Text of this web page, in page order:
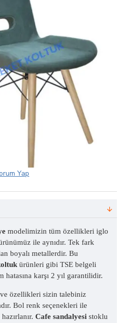
Yap
modelimizin tüm özellikleri iglo
ile aynıdır. Tek fark
boyalı metallerdir. Bu
ürünleri gibi TSE belgeli
hatasına karşı 2 yıl garantilidir.
ve özellikleri sizin talebiniz
Bol renk seçenekleri ile
Cafe sandalyesi stoklu